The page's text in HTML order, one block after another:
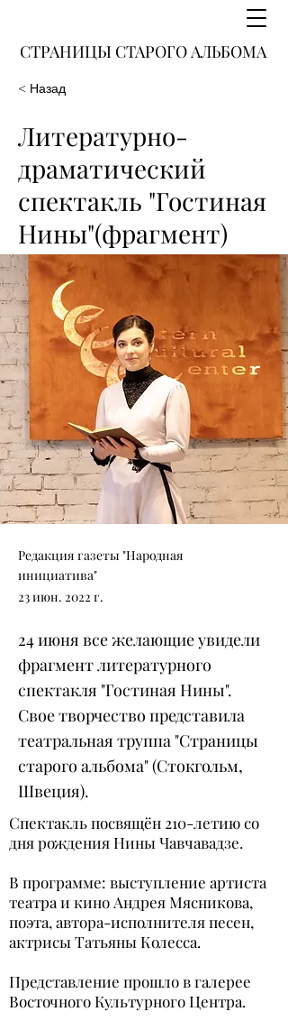
СТРАНИЦЫ СТАРОГО АЛЬБОМА
< Назад
Литературно-
драматический
спектакль "Гостиная
Нины"(фрагмент)
Редакция газеты "Народная
инициатива"
23 июн. 2022 г.
24 июня все желающие увидели
фрагмент литературного
спектакля "Гостиная Нины".
Свое творчество представила
театральная труппа "Страницы
старого альбома" (Стокгольм,
Швеция).
Спектакль посвящён 210-летию со
дня рождения Нины Чавчавадзе.
В программе: выступление артиста
театра и кино Андрея Мясникова,
поэта, автора-исполнителя песен,
актрисы Татьяны Колесса.
Представление прошло в галерее
Восточного Культурного Центра.